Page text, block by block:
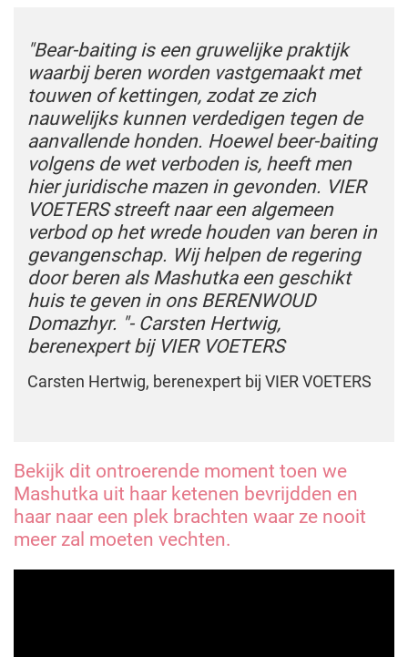
"Bear-baiting is een gruwelijke praktijk
waarbij beren worden vastgemaakt met
touwen of kettingen, zodat ze zich
nauwelijks kunnen verdedigen tegen de
aanvallende honden. Hoewel beer-baiting
volgens de wet verboden is, heeft men
hier juridische mazen in gevonden. VIER
VOETERS streeft naar een algemeen
verbod op het wrede houden van beren in
gevangenschap. Wij helpen de regering
door beren als Mashutka een geschikt
huis te geven in ons BERENWOUD
Domazhyr. "- Carsten Hertwig,
berenexpert bij VIER VOETERS
Carsten Hertwig, berenexpert bij VIER VOETERS
Bekijk dit ontroerende moment toen we
Mashutka uit haar ketenen bevrijdden en
haar naar een plek brachten waar ze nooit
meer zal moeten vechten.